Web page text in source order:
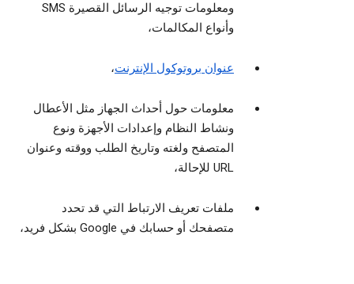
ومعلومات توجيه الرسائل القصيرة SMS
وأنواع المكالمات،
عنوان بروتوكول الإنترنت،
معلومات حول أحداث الجهاز مثل الأعطال
ونشاط النظام وإعدادات الأجهزة ونوع
المتصفح ولغته وتاريخ الطلب ووقته وعنوان
URL للإحالة،
ملفات تعريف الارتباط التي قد تحدد
متصفحك أو حسابك في Google بشكل فريد،